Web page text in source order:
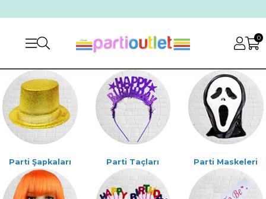
0
Parti Şapkaları Parti Taçları Parti Maskeleri